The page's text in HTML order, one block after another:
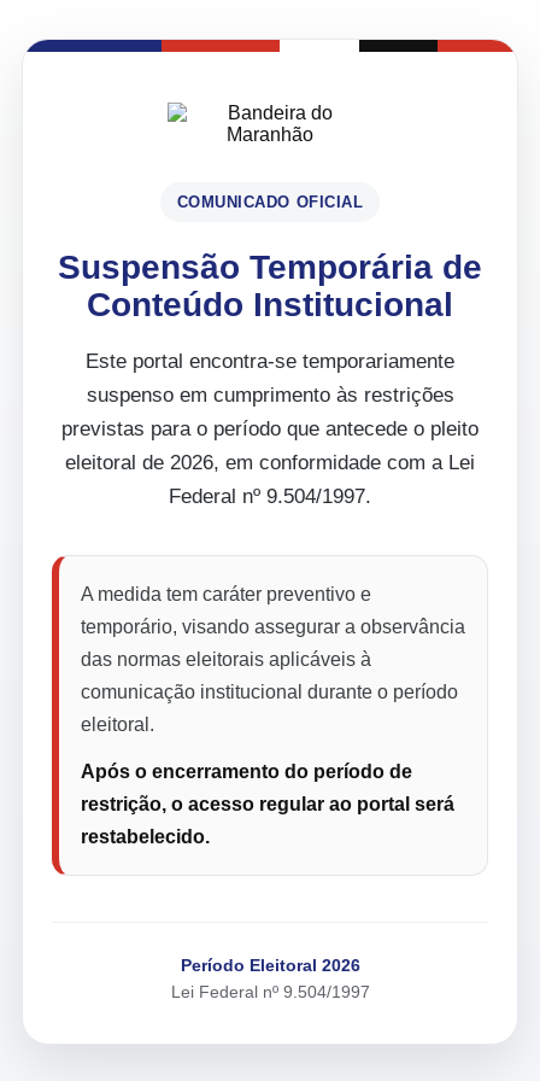
COMUNICADO OFICIAL
Suspensão Temporária de
Conteúdo Institucional
Este portal encontra-se temporariamente
suspenso em cumprimento às restrições
previstas para o período que antecede o pleito
eleitoral de 2026, em conformidade com a Lei
Federal nº 9.504/1997.
A medida tem caráter preventivo e
temporário, visando assegurar a observância
das normas eleitorais aplicáveis à
comunicação institucional durante o período
eleitoral.
Após o encerramento do período de
restrição, o acesso regular ao portal será
restabelecido.
Período Eleitoral 2026
Lei Federal nº 9.504/1997